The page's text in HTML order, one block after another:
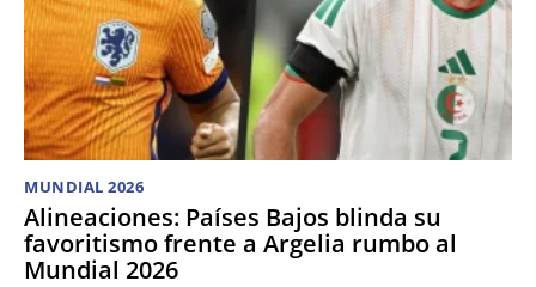
MUNDIAL 2026
Alineaciones: Países Bajos blinda su
favoritismo frente a Argelia rumbo al
Mundial 2026